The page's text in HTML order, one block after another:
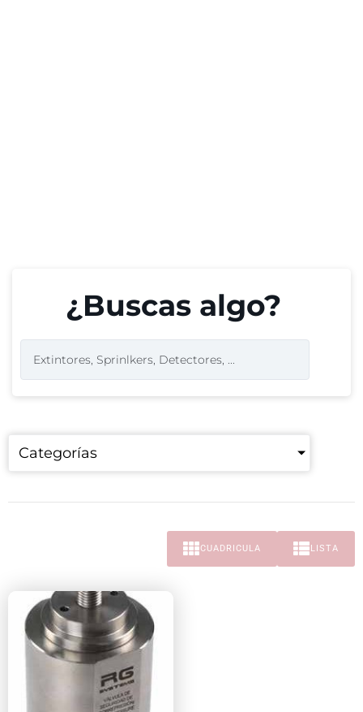
¿Buscas algo?
Categorías
CUADRICULA LISTA